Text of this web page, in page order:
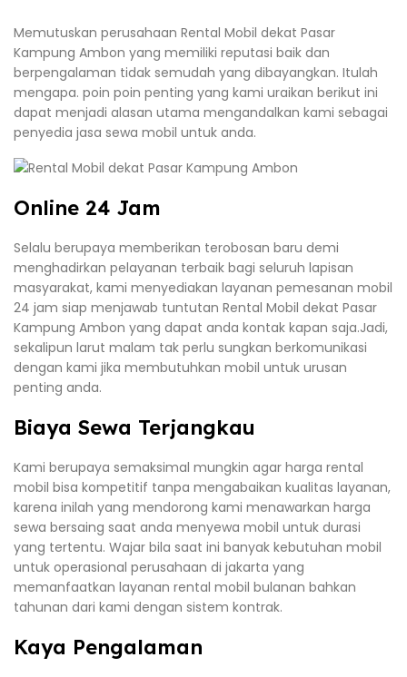
Memutuskan perusahaan Rental Mobil dekat Pasar
Kampung Ambon yang memiliki reputasi baik dan
berpengalaman tidak semudah yang dibayangkan. Itulah
mengapa. poin poin penting yang kami uraikan berikut ini
dapat menjadi alasan utama mengandalkan kami sebagai
penyedia jasa sewa mobil untuk anda.
Online 24 Jam
Selalu berupaya memberikan terobosan baru demi
menghadirkan pelayanan terbaik bagi seluruh lapisan
masyarakat, kami menyediakan layanan pemesanan mobil
24 jam siap menjawab tuntutan Rental Mobil dekat Pasar
Kampung Ambon yang dapat anda kontak kapan saja.Jadi,
sekalipun larut malam tak perlu sungkan berkomunikasi
dengan kami jika membutuhkan mobil untuk urusan
penting anda.
Biaya Sewa Terjangkau
Kami berupaya semaksimal mungkin agar harga rental
mobil bisa kompetitif tanpa mengabaikan kualitas layanan,
karena inilah yang mendorong kami menawarkan harga
sewa bersaing saat anda menyewa mobil untuk durasi
yang tertentu. Wajar bila saat ini banyak kebutuhan mobil
untuk operasional perusahaan di jakarta yang
memanfaatkan layanan rental mobil bulanan bahkan
tahunan dari kami dengan sistem kontrak.
Kaya Pengalaman